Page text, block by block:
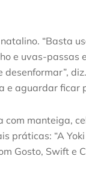
“Basta
e uvas-passas
e aguardar ficar
com manteiga,
práticas: “A
Gosto, Swift e